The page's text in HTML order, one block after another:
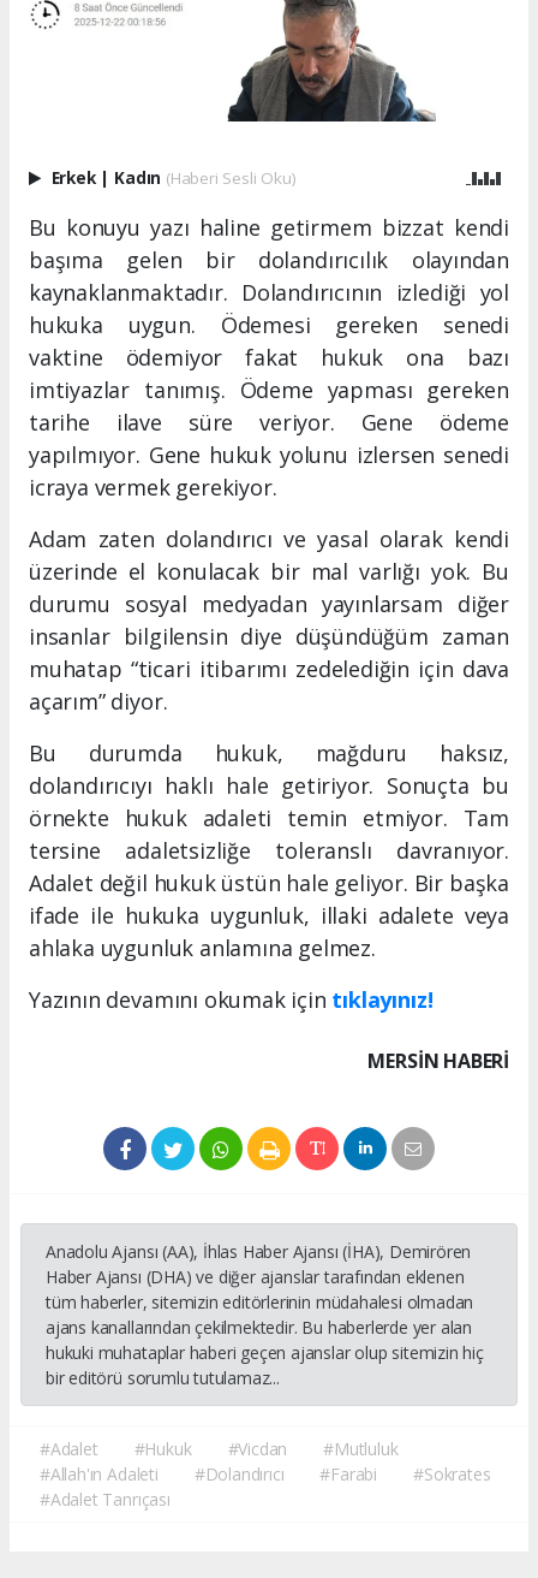
Erkek | Kadın (Haberi Sesli Oku)
Bu konuyu yazı haline getirmem bizzat kendi
başıma gelen bir dolandırıcılık olayından
kaynaklanmaktadır. Dolandırıcının izlediği yol
hukuka uygun. Ödemesi gereken senedi
vaktine ödemiyor fakat hukuk ona bazı
imtiyazlar tanımış. Ödeme yapması gereken
tarihe ilave süre veriyor. Gene ödeme
yapılmıyor. Gene hukuk yolunu izlersen senedi
icraya vermek gerekiyor.
Adam zaten dolandırıcı ve yasal olarak kendi
üzerinde el konulacak bir mal varlığı yok. Bu
durumu sosyal medyadan yayınlarsam diğer
insanlar bilgilensin diye düşündüğüm zaman
muhatap “ticari itibarımı zedelediğin için dava
açarım” diyor.
Bu durumda hukuk, mağduru haksız,
dolandırıcıyı haklı hale getiriyor. Sonuçta bu
örnekte hukuk adaleti temin etmiyor. Tam
tersine adaletsizliğe toleranslı davranıyor.
Adalet değil hukuk üstün hale geliyor. Bir başka
ifade ile hukuka uygunluk, illaki adalete veya
ahlaka uygunluk anlamına gelmez.
Yazının devamını okumak için tıklayınız!
MERSIN HABERİ
Anadolu Ajansı (AA), İhlas Haber Ajansı (İHA), Demirören
Haber Ajansı (DHA) ve diğer ajanslar tarafından eklenen
tüm haberler, sitemizin editörlerinin müdahalesi olmadan
ajans kanallarından çekilmektedir. Bu haberlerde yer alan
hukuki muhataplar haberi geçen ajanslar olup sitemizin hiç
bir editörü sorumlu tutulamaz...
#Adalet #Hukuk #Vicdan
#Mutluluk
#Allah'ın Adaleti
#Dolandırıcı #Farabi
#Sokrates
#Adalet Tanrıçası